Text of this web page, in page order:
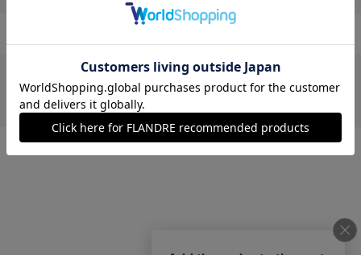
オフホワイト ￥4,488 (税込)